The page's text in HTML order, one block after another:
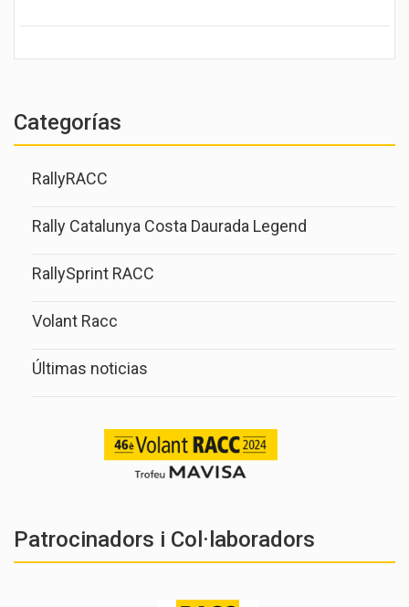
Categorías
RallyRACC
Rally Catalunya Costa Daurada Legend
RallySprint RACC
Volant Racc
Últimas noticias
Patrocinadors i Col·laboradors